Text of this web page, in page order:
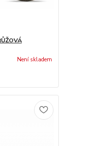
Není skladem